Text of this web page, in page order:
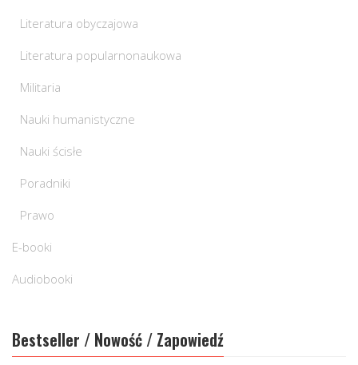
Literatura obyczajowa
Literatura popularnonaukowa
Militaria
Nauki humanistyczne
Nauki ścisłe
Poradniki
Prawo
E-booki
Audiobooki
Bestseller / Nowość / Zapowiedź